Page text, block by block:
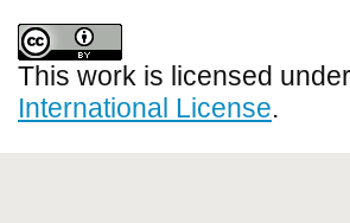
This work is licensed
International License.